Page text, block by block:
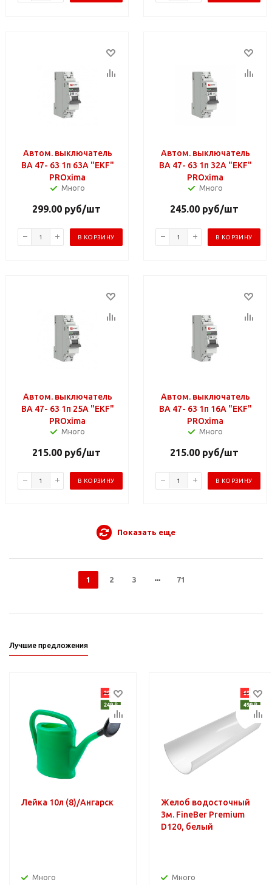
Автом. выключатель
ВА 47- 63 1п 63А "EKF"
PROxima
Много
299.00руб/шт
В КОРЗИНУ
Автом. выключатель
ВА 47- 63 1п 32А "EKF"
PROxima
Много
245.00руб/шт
В КОРЗИНУ
Автом. выключатель
ВА 47- 63 1п 25А "EKF"
PROxima
Много
215.00руб/шт
В КОРЗИНУ
Автом. выключатель
ВА 47- 63 1п 16А "EKF"
PROxima
Много
215.00руб/шт
В КОРЗИНУ
Показать еще
1 2 3 71
Лучшие предложения
Лейка 10л (8)/Ангарск
Много
Желоб водосточный
3м. FineBer Premium
D120, белый
Много